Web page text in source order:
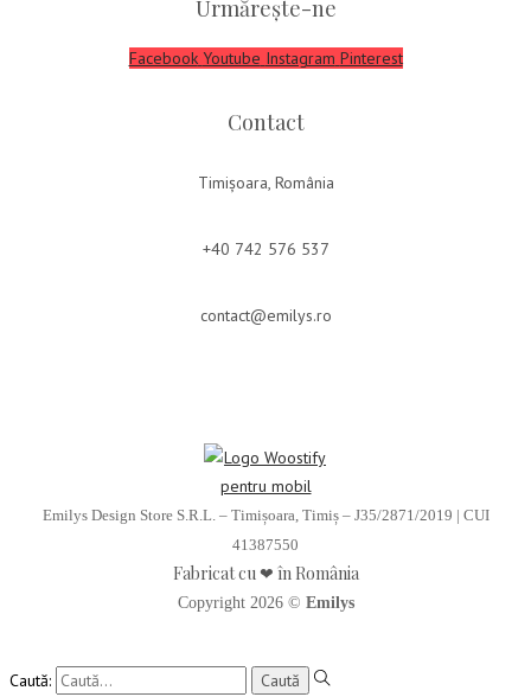
Urmărește-ne
Facebook Youtube Instagram Pinterest
Contact
Timișoara, România
+40 742 576 537
contact@emilys.ro
Emilys Design Store S.R.L. – Timișoara, Timiș – J35/2871/2019 | CUI
41387550
Fabricat cu ❤ în România
Copyright 2026 © Emilys
Caută: